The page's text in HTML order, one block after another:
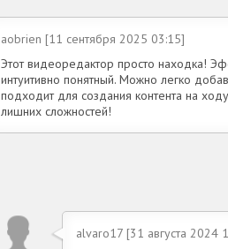
aobrien [11 сентября 2025 03:15]
Этот видеоредактор просто находка!
интуитивно понятный. Можно легко
подходит для создания контента на
лишних сложностей!
alvaro17 [31 августа 2024